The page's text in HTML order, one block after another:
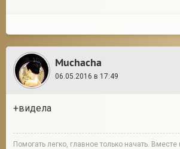
Muchacha
06.05.2016 в 17:49
+видела
Помогать легко, главное только начать.